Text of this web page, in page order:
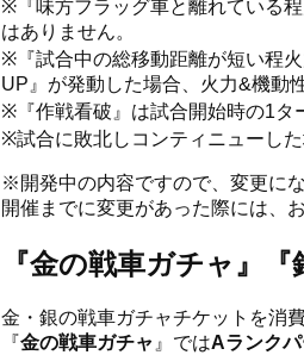
※『味方フラッグ車と離れている
はありません。
※『試合中の総移動距離が短い程
UP』が発動した場合、火力&機動
※『作戦看破』は試合開始時の1タ
※試合に敗北しコンティニューし
※開発中の内容ですので、変更に
開催までに変更があった際には、
『金の戦車ガチャ』
金・銀の戦車ガチャチケットを消
『金の戦車ガチャ 』ではAランク